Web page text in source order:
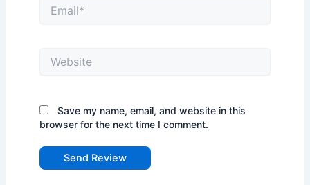
Save my name, email, and website in this
browser for the next time I comment.